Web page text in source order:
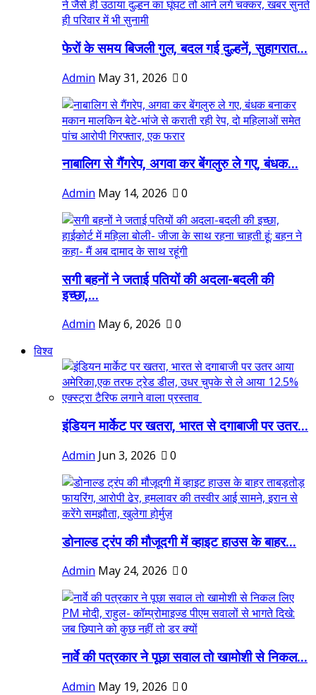
फेरों के समय बिजली गुल, बदल गई दुल्हनें, सुहागरात...
Admin May 31, 2026 0
नाबालिग से गैंगरेप, अगवा कर बेंगलुरु ले गए, बंधक...
Admin May 14, 2026 0
सगी बहनों ने जताई पतियों की अदला-बदली की
इच्छा,...
Admin May 6, 2026
0
विश्व
इंडियन मार्केट पर खतरा, भारत से दगाबाजी पर उतर...
Admin Jun 3, 2026 0
डोनाल्ड ट्रंप की मौजूदगी में व्हाइट हाउस के बाहर...
Admin May 24, 2026 0
नार्वे की पत्रकार ने पूछा सवाल तो खामोशी से निकल...
Admin May 19, 2026 0